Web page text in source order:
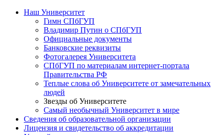
Наш Университет
Гимн СПбГУП
Владимир Путин о СПбГУП
Официальные документы
Банковские реквизиты
Фотогалерея Университета
СПбГУП по материалам интернет-портала
Правительства РФ
Теплые слова об Университете от замечательных
людей
Звезды об Университете
Самый необычный Университет в мире
Сведения об образовательной организации
Лицензия и свидетельство об аккредитации